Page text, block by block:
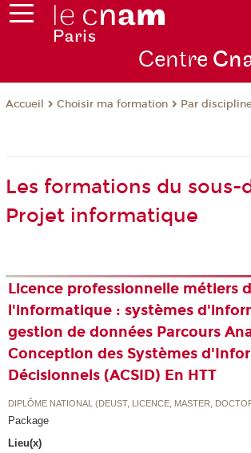
Centre
Accueil Choisir ma formation Par
Les formations du sous-
Projet informatique
Licence professionnelle métiers
l'informatique : systèmes
gestion de données Parcours
Conception des Systèmes
Décisionnels (ACSID) En HTT
DIPLÔME NATIONAL (DEUST, LICENCE, MASTER,
Package
Lieu(x)